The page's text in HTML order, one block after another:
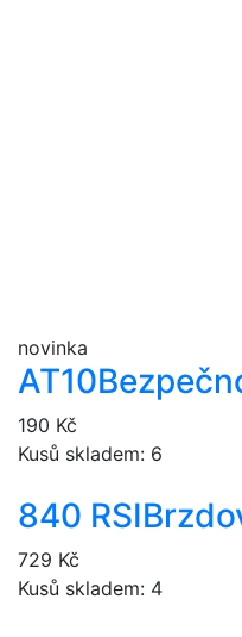
novinka
AT10
190 Kč
Kusů skladem: 6
840 RSI
729 Kč
Kusů skladem: 4